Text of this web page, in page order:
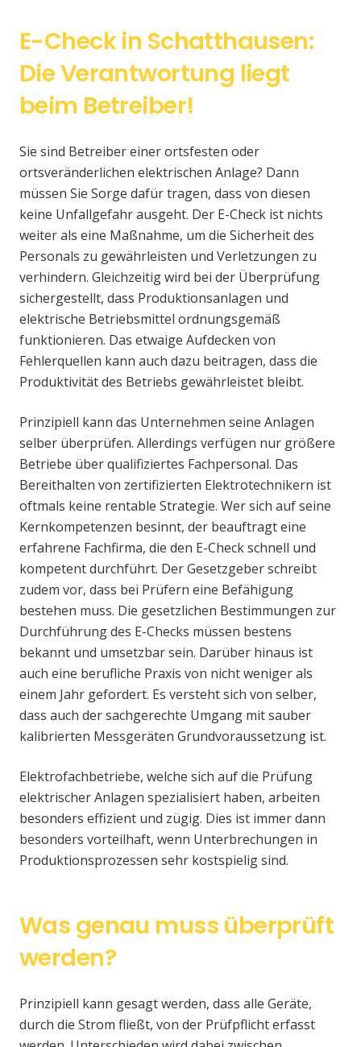
E-Check in Schatthausen:
Die Verantwortung liegt
beim Betreiber!
Sie sind Betreiber einer ortsfesten oder
ortsveränderlichen elektrischen Anlage? Dann
müssen Sie Sorge dafür tragen, dass von diesen
keine Unfallgefahr ausgeht. Der E-Check ist nichts
weiter als eine Maßnahme, um die Sicherheit des
Personals zu gewährleisten und Verletzungen zu
verhindern. Gleichzeitig wird bei der Überprüfung
sichergestellt, dass Produktionsanlagen und
elektrische Betriebsmittel ordnungsgemäß
funktionieren. Das etwaige Aufdecken von
Fehlerquellen kann auch dazu beitragen, dass die
Produktivität des Betriebs gewährleistet bleibt.
Prinzipiell kann das Unternehmen seine Anlagen
selber überprüfen. Allerdings verfügen nur größere
Betriebe über qualifiziertes Fachpersonal. Das
Bereithalten von zertifizierten Elektrotechnikern ist
oftmals keine rentable Strategie. Wer sich auf seine
Kernkompetenzen besinnt, der beauftragt eine
erfahrene Fachfirma, die den E-Check schnell und
kompetent durchführt. Der Gesetzgeber schreibt
zudem vor, dass bei Prüfern eine Befähigung
bestehen muss. Die gesetzlichen Bestimmungen zur
Durchführung des E-Checks müssen bestens
bekannt und umsetzbar sein. Darüber hinaus ist
auch eine berufliche Praxis von nicht weniger als
einem Jahr gefordert. Es versteht sich von selber,
dass auch der sachgerechte Umgang mit sauber
kalibrierten Messgeräten Grundvoraussetzung ist.
Elektrofachbetriebe, welche sich auf die Prüfung
elektrischer Anlagen spezialisiert haben, arbeiten
besonders effizient und zügig. Dies ist immer dann
besonders vorteilhaft, wenn Unterbrechungen in
Produktionsprozessen sehr kostspielig sind.
Was genau muss überprüft
werden?
Prinzipiell kann gesagt werden, dass alle Geräte,
durch die Strom fließt, von der Prüfpflicht erfasst